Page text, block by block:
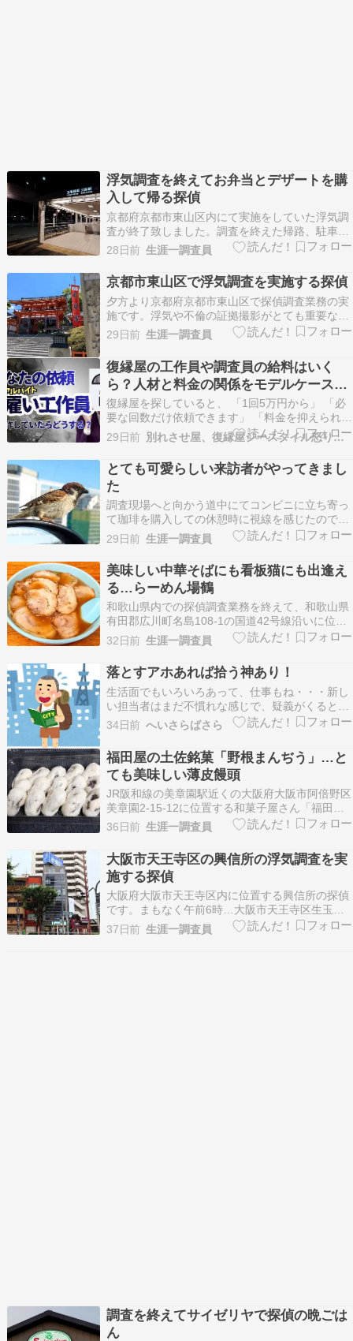
浮気調査を終えてお弁当とデザートを購
入して帰る探偵
京都府京都市東山区内にて実施をしていた浮気調
査が終了致しました。調査を終えた帰路、駐車場
へと向かう前に京阪電車三条駅の改札前にある
「もより市」という売店に立ち寄り、帰宅後の晩
ごはんのお弁当とデザートを購入することにしま
した。私は「肉厚で脂がのってる！うな丼」、同
行の調査員は「パ…
28日前 生涯一調査員
京都市東山区で浮気調査を実施する探偵
夕方より京都府京都市東山区で探偵調査業務の実
施です。浮気や不倫の証拠撮影がとても重要な浮
気調査（不倫調査・不貞調査）となります。以前
にも何度か浮気調査をご依頼をいただいているご
依頼主様からのリピート調査ではありますが、過
去になぜかしら祇園祭の時期に京都からのご依頼
が多く、京都市…
29日前 生涯一調査員
復縁屋の工作員や調査員の給料はいく
ら？人材と料金の関係をモデルケースで
考えてみます
復縁屋を探していると、 「1回5万円から」 「必
要な回数だけ依頼できます」 「料金を抑えられま
す」 といった説明を見かけることがあります。
その一方で、 「実際に現場へ出る工作員や調査員
は、どのような人なのだろう。」 「どのくらいの
給料で働いているのだろう。」 と疑問を持つ方
も…
29日前 別れさせ屋、復縁屋ジースタイル怒り心頭ブログ
とても可愛らしい来訪者がやってきまし
た
調査現場へと向かう道中にてコンビニに立ち寄っ
て珈琲を購入しての休憩時に視線を感じたので、
ふと目をやるととても可愛らしい来訪者がドアミ
ラーにやって来ていました。エンジンもかかって
いる状態ですが、とても人馴れしている雀ちゃん
ですね。同行の調査員と共にほっこりとしたひと
ときでした。本…
29日前 生涯一調査員
美味しい中華そばにも看板猫にも出逢え
る…らーめん場鶴
和歌山県内での探偵調査業務を終えて、和歌山県
有田郡広川町名島108-1の国道42号線沿いに位置
するラーメン屋さん「らーめん場鶴（ばつる）」
を訪れました。 中華そば（和歌山ラーメン）のお
店ですが、こちらのお店には、看板猫のトラちゃ
んが居るということをSNSで拝見しておりました
ので…
32日前 生涯一調査員
落とすアホあれば拾う神あり！
生活面でもいろいろあって、仕事もね・・・新し
い担当者はまだ不慣れな感じで、疑義がくると都
度連絡をしてくる。その度に、こちらも右往左
往・・・でも、見方を変えるとすごいこと。だっ
て、3月末に異動があって、全く知らない部署に
来て仕事内容の学習はもちろん、流れを把握して
いきなり何人もの…
34日前 へいさらばさら
福田屋の土佐銘菓「野根まんぢう」…と
ても美味しい薄皮饅頭
JR阪和線の美章園駅近くの大阪府大阪市阿倍野区
美章園2-15-12に位置する和菓子屋さん「福田屋
大阪店」を訪れました。 訪問の目的は、こちらの
お店で販売されている和生菓子の土佐銘菓「野根
まんぢう」を購入することでした。 土佐銘菓「野
根まんぢう」は、しっとりとしていてなめらか
な…
36日前 生涯一調査員
大阪市天王寺区の興信所の浮気調査を実
施する探偵
大阪府大阪市天王寺区内に位置する興信所の探偵
です。まもなく午前6時…大阪市天王寺区生玉前
町の大阪府興信所本社事務所より浮気調査の調査
現場へと出発です。（上記の画像は本社事務所の
37日前 生涯一調査員
調査を終えてサイゼリヤで探偵の晩ごは
ん